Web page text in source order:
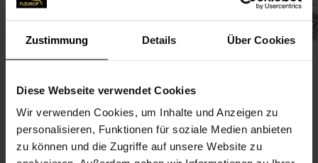
Zustimmung Details Über Cookies
Diese Webseite verwendet Cookies
Wir verwenden Cookies, um Inhalte und Anzeigen zu
personalisieren, Funktionen für soziale Medien anbieten
zu können und die Zugriffe auf unsere Website zu
CONTACT